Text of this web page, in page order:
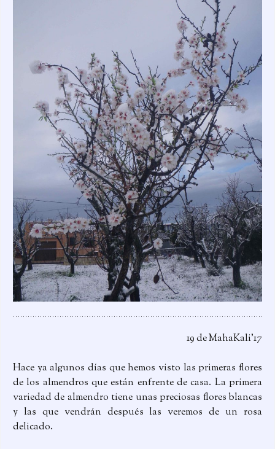
19 de MahaKali’17
Hace ya algunos días que hemos visto las primeras flores
de los almendros que están enfrente de casa. La primera
variedad de almendro tiene unas preciosas flores blancas
y las que vendrán después las veremos de un rosa
delicado.